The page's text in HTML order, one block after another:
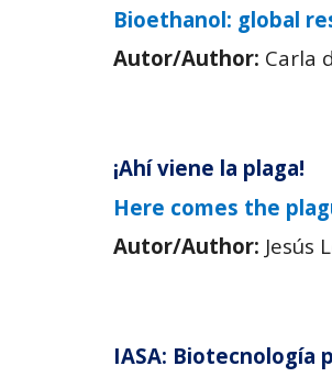
Bioethanol: global
Autor/Author: Carla
¡Ahí viene la plaga!
Here comes the
Autor/Author: Jesús
IASA: Biotecnología